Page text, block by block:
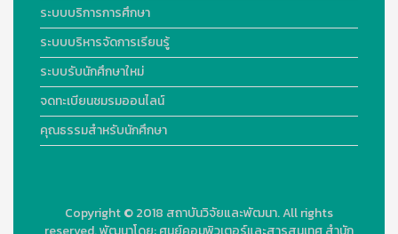
ระบบบริการการศึกษา
ระบบบริหารจัดการเรียนรู้
ระบบรับนักศึกษาใหม่
จดทะเบียนชมรมออนไลน์
คุณธรรมสำหรับนักศึกษา
Copyright © 2018 สถาบันวิจัยและพัฒนา. All rights